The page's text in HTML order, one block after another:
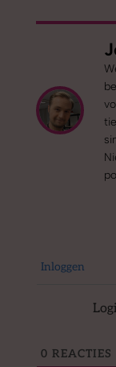
Inloggen
0 REACTIES